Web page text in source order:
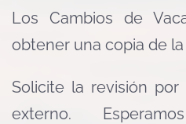
Los Cambios de
obtener una copia de la
Solicite la revisión
externo.